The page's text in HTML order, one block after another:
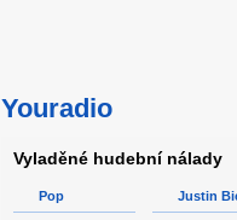
Youradio
Vyladěné hudební nálady
Pop Justin